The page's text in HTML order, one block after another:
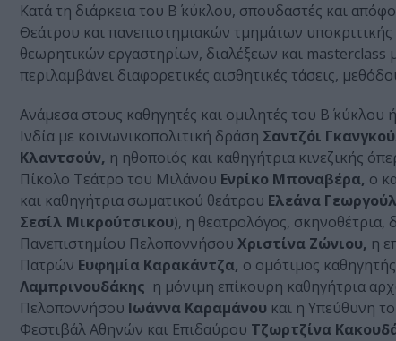
Κατά τη διάρκεια του Β΄ κύκλου, σπουδαστές και
Θεάτρου και πανεπιστημιακών τμημάτων
θεωρητικών εργαστηρίων, διαλέξεων και
περιλαμβάνει διαφορετικές αισθητικές τάσεις,
Ανάμεσα στους καθηγητές και ομιλητές του Β΄
Ινδία με κοινωνικοπολιτική δράση Σαντζόι
Κλαντσούν, η ηθοποιός και καθηγήτρια κινεζικής
Πίκολο Τεάτρο του Μιλάνου Ενρίκο Μποναβέρα, ο
και καθηγήτρια σωματικού θεάτρου Ελεάνα
Σεσίλ Μικρούτσικου), η θεατρολόγος,
Πανεπιστημίου Πελοποννήσου Χριστίνα Ζώνιου, η
Πατρών Ευφημία Καρακάντζα, ο ομότιμος
Λαμπρινουδάκης η μόνιμη επίκουρη καθηγήτρια
Πελοποννήσου Ιωάννα Καραμάνου και η Υπεύθυνη
Φεστιβάλ Αθηνών και Επιδαύρου Τζωρτζίνα